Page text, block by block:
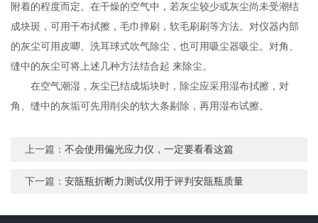
附着的程度而定。在干燥的空气中，若灰尘较少或灰尘尚未受潮结
成块斑，可用干布拭擦，毛巾掸刷，软毛刷刷等方法。对仪器内部
的灰尘可用皮唧、洗耳球式吹气除尘，也可用吸尘器吸尘。对角、
缝中的灰尘可将上述几种方法结合起 来除尘。
在空气潮湿，灰尘已结成垢块时，除尘应采用湿布拭擦，对
角、缝中的灰垢可先用削尖的软大条剔除，再用湿布试擦。
上一篇：不会使用偏光应力仪，一定要看看这篇
下一篇：安瓿瓶折断力测试仪用于评判安瓿瓶质量